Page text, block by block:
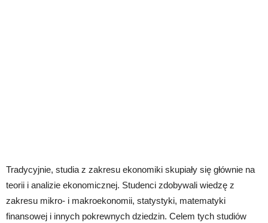
Tradycyjnie, studia z zakresu ekonomiki skupiały się głównie na
teorii i analizie ekonomicznej. Studenci zdobywali wiedzę z
zakresu mikro- i makroekonomii, statystyki, matematyki
finansowej i innych pokrewnych dziedzin. Celem tych studiów